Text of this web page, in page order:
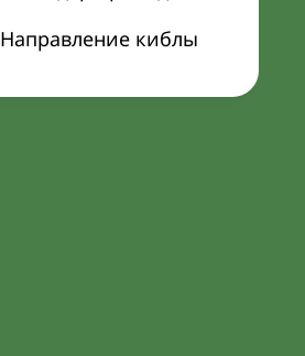
Направление киблы